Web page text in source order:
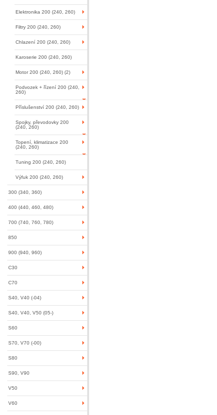
Elektronika 200 (240, 260)
Filtry 200 (240, 260)
Chlazení 200 (240, 260)
Karoserie 200 (240, 260)
Motor 200 (240, 260) (2)
Podvozek + řízení 200 (240,
260)
Příslušenství 200 (240, 260)
Spojky, převodovky 200
(240, 260)
Topení, klimatizace 200
(240, 260)
Tuning 200 (240, 260)
Výfuk 200 (240, 260)
300 (340, 360)
400 (440, 460, 480)
700 (740, 760, 780)
850
900 (940, 960)
C30
C70
S40, V40 (-04)
S40, V40, V50 (05-)
S60
S70, V70 (-00)
S80
S90, V90
V50
V60